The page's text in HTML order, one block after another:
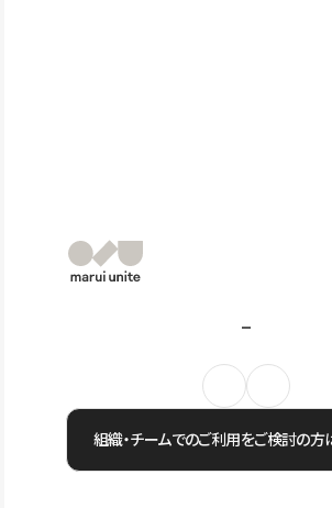
組織・チームでのご利用をご検討の方